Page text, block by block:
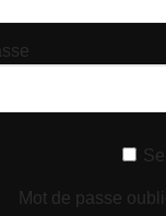
Mot de passe